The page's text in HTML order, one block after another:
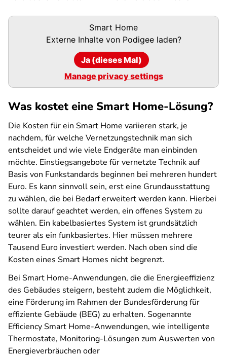
Podigee-
Smart Home
Externe Inhalte von Podigeeladen?
Ja (dieses Mal)
Manage privacy settings
Was kostet eine Smart Home-Lösung?
Die Kosten für ein Smart Home variieren stark, je
nachdem, für welche Vernetzungstechnik man sich
entscheidet und wie viele Endgeräte man einbinden
möchte. Einstiegsangebote für vernetzte Technik auf
Basis von Funkstandards beginnen bei mehreren hundert
Euro. Es kann sinnvoll sein, erst eine Grundausstattung
zu wählen, die bei Bedarf erweitert werden kann. Hierbei
sollte darauf geachtet werden, ein offenes System zu
wählen. Ein kabelbasiertes System ist grundsätzlich
teurer als ein funkbasiertes. Hier müssen mehrere
Tausend Euro investiert werden. Nach oben sind die
Kosten eines Smart Homes nicht begrenzt.
Bei Smart Home-Anwendungen, die die Energieeffizienz
des Gebäudes steigern, besteht zudem die Möglichkeit,
eine Förderung im Rahmen der Bundesförderung für
effiziente Gebäude (BEG) zu erhalten. Sogenannte
Efficiency Smart Home-Anwendungen, wie intelligente
Thermostate, Monitoring-Lösungen zum Auswerten von
Energieverbräuchen oder